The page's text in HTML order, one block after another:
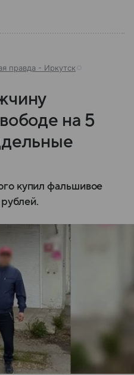
правда - Иркутск
на 5
купил фальшивое